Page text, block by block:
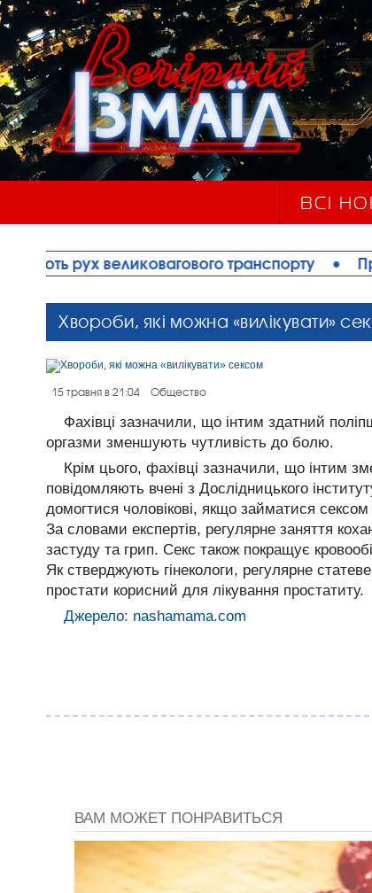
ВСІ
транспорту • Правоохоронці
Хвороби, які можна «вилікувати»
15 травня в 21:04 Общество
Фахівці зазначили, що інтим здатний
оргазми зменшують чутливість до болю.
Крім цього, фахівці зазначили, що інтим
повідомляють вчені з Дослідницького
домогтися чоловікові, якщо займатися
За словами експертів, регулярне заняття
застуду та грип. Секс також покращує
Як стверджують гінекологи, регулярне
простати корисний для лікування простатиту.
Джерело: nashamama.com